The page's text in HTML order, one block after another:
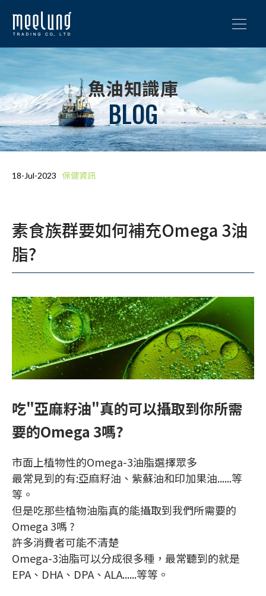
魚油知識庫
BLOG
18-Jul-2023 保健資訊
素食族群要如何補充Omega 3油
脂?
吃"亞麻籽油"真的可以攝取到你所需
要的Omega 3嗎?
市面上植物性的Omega-3油脂選擇眾多
最常見到的有:亞麻籽油、紫蘇油和印加果油......等
等。
但是吃那些植物油脂真的能攝取到我們所需要的
Omega 3嗎 ?
許多消費者可能不清楚
Omega-3油脂可以分成很多種，最常聽到的就是
EPA、DHA、DPA、ALA......等等。